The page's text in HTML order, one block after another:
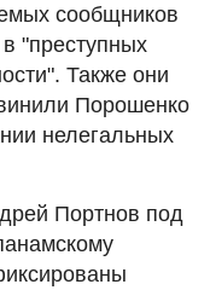
сообщников
"преступных
Также они
Порошенко
нелегальных
Портнов под